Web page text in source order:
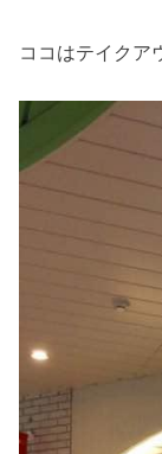
ココはテイクア